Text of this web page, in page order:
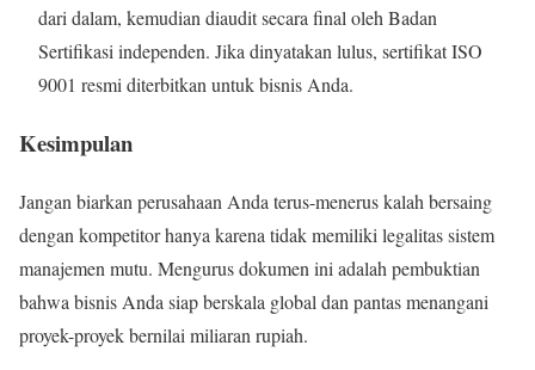
dari dalam, kemudian diaudit secara final oleh Badan
Sertifikasi independen. Jika dinyatakan lulus, sertifikat ISO
9001 resmi diterbitkan untuk bisnis Anda.
Kesimpulan
Jangan biarkan perusahaan Anda terus-menerus kalah bersaing
dengan kompetitor hanya karena tidak memiliki legalitas sistem
manajemen mutu. Mengurus dokumen ini adalah pembuktian
bahwa bisnis Anda siap berskala global dan pantas menangani
proyek-proyek bernilai miliaran rupiah.